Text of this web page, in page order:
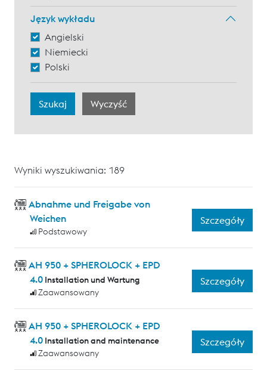
Język wykładu
Angielski
Niemiecki
Polski
Wyniki wyszukiwania: 189
Abnahme und Freigabe von
Weichen
Podstawowy
Szczegóły
AH 950 + SPHEROLOCK + EPD
4.0 Installation und Wartung
Zaawansowany
Szczegóły
AH 950 + SPHEROLOCK + EPD
4.0 Installation and maintenance
Zaawansowany
Szczegóły